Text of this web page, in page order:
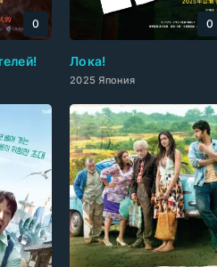
0
Лока!
2025 Япония
0